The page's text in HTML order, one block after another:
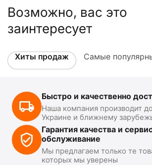
Возможно, вас это
заинтересует
Хиты продаж Самые
Быстро и качественно
Наша компания производит
Украине и ближнему
Гарантия качества и
обслуживание
Мы предлагаем только те
которых мы уверены